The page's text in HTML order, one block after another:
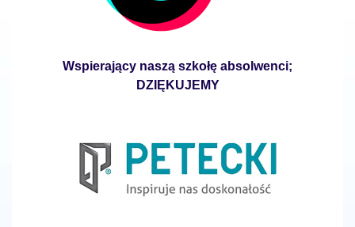
Wspierający naszą szkołę absolwenci;
DZIĘKUJEMY